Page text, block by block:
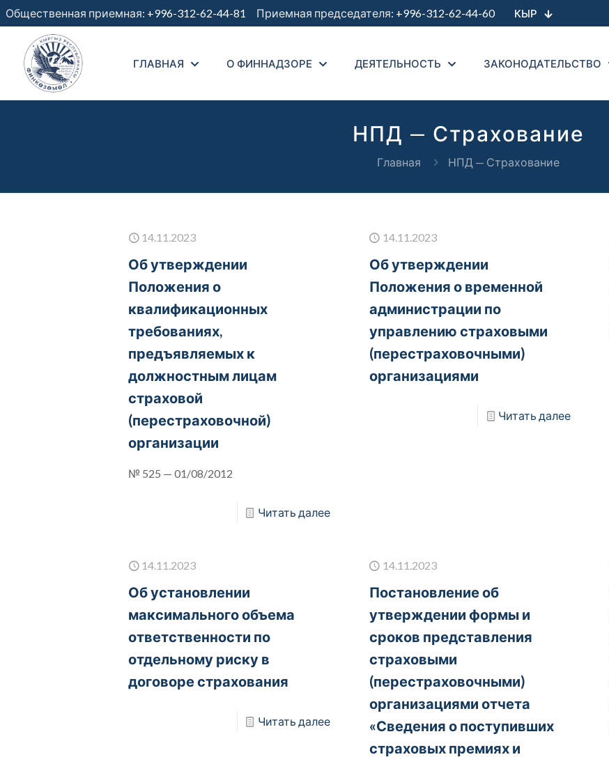
Общественная приемная: +996-312-62-44-81 Приемная председателя: +996-312-62-44-60 КЫР
ГЛАВНАЯ О ФИННАДЗОРЕ ДЕЯТЕЛЬНОСТЬ ЗАКОНОДАТЕЛЬСТВО
НПД — Страхование
Главная НПД — Страхование
14.11.2023
Об утверждении
Положения о
квалификационных
требованиях,
предъявляемых к
должностным лицам
страховой
(перестраховочной)
организации
№ 525 — 01/08/2012
Читать далее
14.11.2023
Об утверждении
Положения о временной
администрации по
управлению страховыми
(перестраховочными)
организациями
Читать далее
14.11.2023
Об установлении
максимального объема
ответственности по
отдельному риску в
договоре страхования
Читать далее
14.11.2023
Постановление об
утверждении формы и
сроков представления
страховыми
(перестраховочными)
организациями отчета
«Сведения о поступивших
страховых премиях и